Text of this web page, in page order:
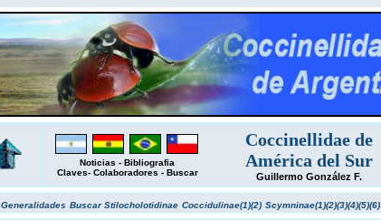
Noticias - Bibliografia
Claves- Colaboradores - Buscar
Coccinellidae de
América del Sur
Guillermo González F.
Generalidades BuscarStilocholotidinae Coccidulinae(1)(2) Scymninae(1)(2)(3)(4)(5)(6)